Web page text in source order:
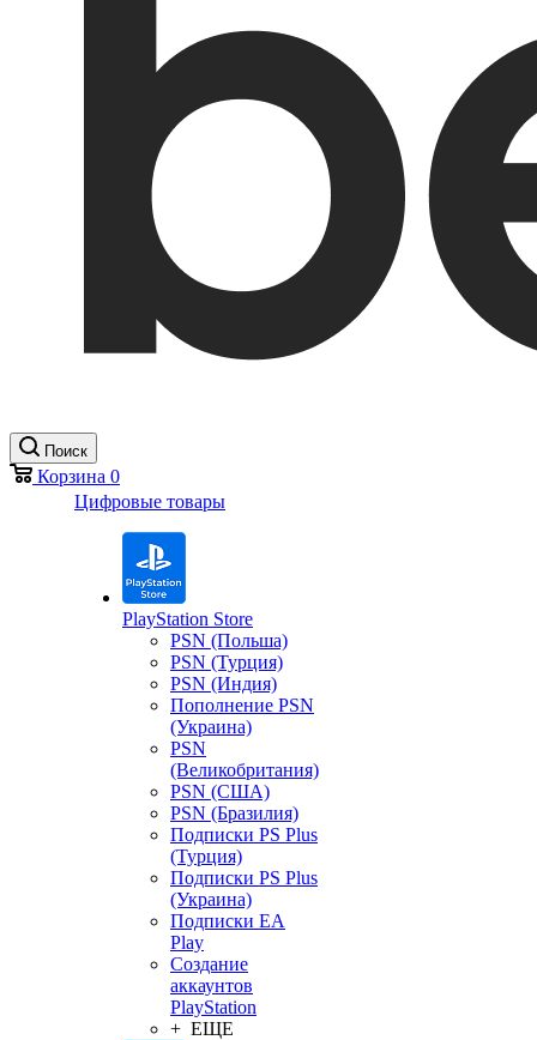
Поиск
Корзина 0
Цифровые товары
PlayStation Store
PSN (Польша)
PSN (Турция)
PSN (Индия)
Пополнение PSN
(Украина)
PSN
(Великобритания)
PSN (США)
PSN (Бразилия)
Подписки PS Plus
(Турция)
Подписки PS Plus
(Украина)
Подписки EA
Play
Создание
аккаунтов
PlayStation
+ ЕЩЕ